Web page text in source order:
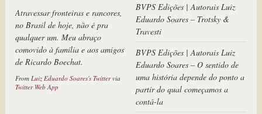
Atravessar fronteiras e rancores,
no Brasil de hoje, não é pra
qualquer um. Meu abraço
comovido à família e aos amigos
de Ricardo Boechat.
From Luiz Eduardo Soares's Twittervia
Twitter Web App
BVPS Edições | Autorais Luiz
Eduardo Soares – Trotsky &
Travesti
BVPS Edições | Autorais Luiz
Eduardo Soares – O sentido de
uma história depende do ponto a
partir do qual começamos a
contá-la